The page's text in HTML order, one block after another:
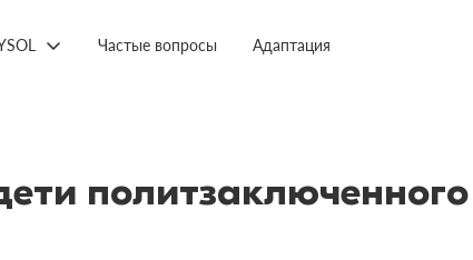
Частые вопросы Адаптация